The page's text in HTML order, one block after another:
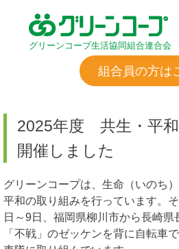
グリーンコープ生活協同組合連合会
組合員の方は
2025年度 共生・平
開催しました
グリーンコープは、生命（いのち
平和の取り組みを行っています。
日～9日、福岡県柳川市から長崎
「不戦」のゼッケンを背に自転車